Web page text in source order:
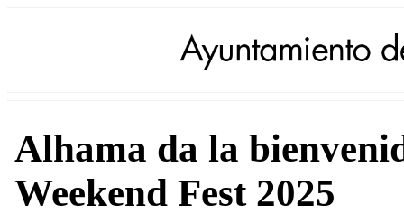
Alhama da la
Weekend Fest 2025